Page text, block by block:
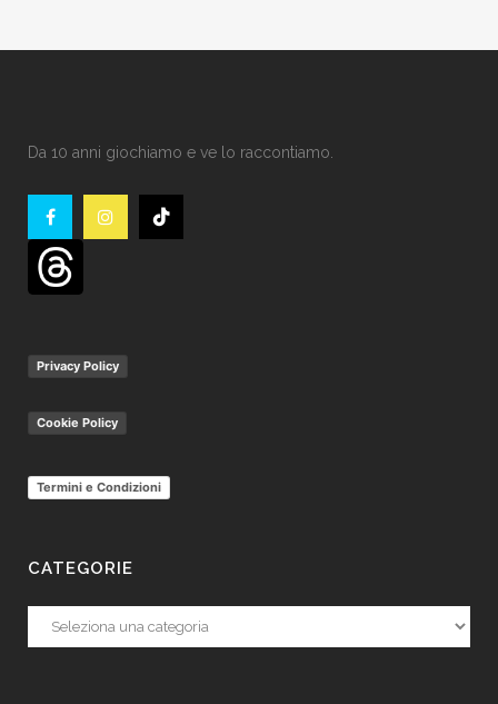
Da 10 anni giochiamo e ve lo raccontiamo.
Privacy Policy
Cookie Policy
Termini e Condizioni
CATEGORIE
Categorie